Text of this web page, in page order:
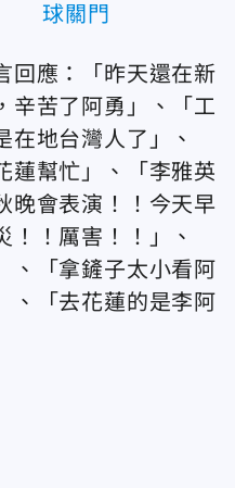
球關門
回應：「昨天還在新
辛苦了阿勇」、「工
在地台灣人了」、
蓮幫忙」、「李雅英
晚會表演！！今天早
！！厲害！！」、
、「拿鏟子太小看阿
、「去花蓮的是李阿